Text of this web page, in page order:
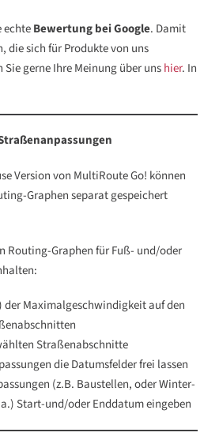
echteBewertung bei Google. Damit
die sich für Produkte von uns
gerne Ihre Meinung über unshier. In
Version von MultiRoute Go! können
Graphen separat gespeichert
Routing-Graphen für Fuß- und/oder
der Maximalgeschwindigkeit auf den
Straßenabschnitte
die Datumsfelder frei lassen
(z.B. Baustellen, oder Winter-
Start-und/oder Enddatum eingeben